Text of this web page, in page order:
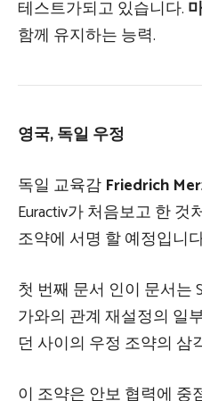
테스트가되고 있습니다.
함께 유지하는 능력.
영국, 독일 우정
독일 교육감 Friedrich
Euractiv가 처음보고 한
조약에 서명 할 예정입니
첫 번째 문서 인이 문서는
가와의 관계 재설정의 일
던 사이의 우정 조약의 삼
이 조약은 안보 협력에 중